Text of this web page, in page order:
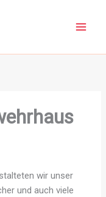
wir unser
und auch viele